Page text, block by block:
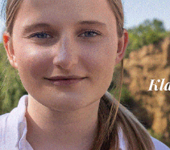
Articolo precedente
Investimenti della Regione sul settore
sociale: fondi per due progetti in
Valdarno